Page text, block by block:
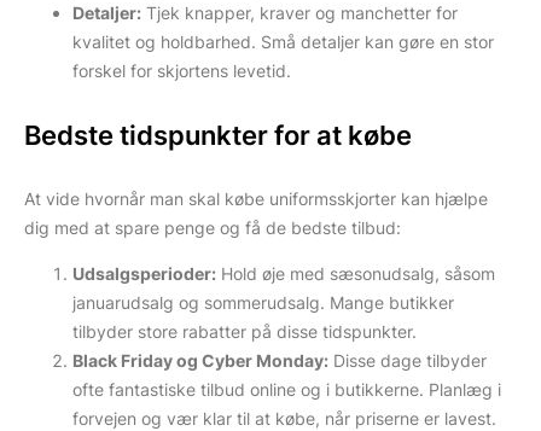
Detaljer: Tjek knapper, kraver og manchetter for
kvalitet og holdbarhed. Små detaljer kan gøre en stor
forskel for skjortens levetid.
Bedste tidspunkter for at købe
At vide hvornår man skal købe uniformsskjorter kan hjælpe
dig med at spare penge og få de bedste tilbud:
Udsalgsperioder: Hold øje med sæsonudsalg, såsom
januarudsalg og sommerudsalg. Mange butikker
tilbyder store rabatter på disse tidspunkter.
Black Friday og Cyber Monday: Disse dage tilbyder
ofte fantastiske tilbud online og i butikkerne. Planlæg i
forvejen og vær klar til at købe, når priserne er lavest.